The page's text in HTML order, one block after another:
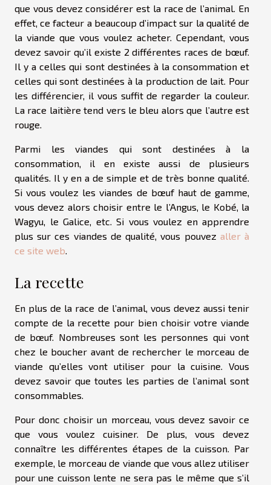
que vous devez considérer est la race de l’animal. En
effet, ce facteur a beaucoup d’impact sur la qualité de
la viande que vous voulez acheter. Cependant, vous
devez savoir qu’il existe 2 différentes races de bœuf.
Il y a celles qui sont destinées à la consommation et
celles qui sont destinées à la production de lait. Pour
les différencier, il vous suffit de regarder la couleur.
La race laitière tend vers le bleu alors que l’autre est
rouge.
Parmi les viandes qui sont destinées à la
consommation, il en existe aussi de plusieurs
qualités. Il y en a de simple et de très bonne qualité.
Si vous voulez les viandes de bœuf haut de gamme,
vous devez alors choisir entre le l’Angus, le Kobé, la
Wagyu, le Galice, etc. Si vous voulez en apprendre
plus sur ces viandes de qualité, vous pouvez aller à
ce site web
La recette
En plus de la race de l’animal, vous devez aussi tenir
compte de la recette pour bien choisir votre viande
de bœuf. Nombreuses sont les personnes qui vont
chez le boucher avant de rechercher le morceau de
viande qu’elles vont utiliser pour la cuisine. Vous
devez savoir que toutes les parties de l’animal sont
consommables.
Pour donc choisir un morceau, vous devez savoir ce
que vous voulez cuisiner. De plus, vous devez
connaître les différentes étapes de la cuisson. Par
exemple, le morceau de viande que vous allez utiliser
pour une cuisson lente ne sera pas le même que s’il